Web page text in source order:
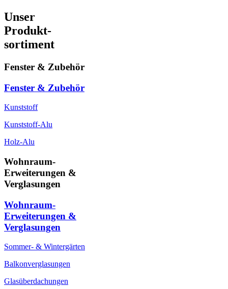
Unser
Produkt-
sortiment
Fenster & Zubehör
Fenster & Zubehör
Kunststoff
Kunststoff-Alu
Holz-Alu
Wohnraum-
Erweiterungen &
Verglasungen
Wohnraum-
Erweiterungen &
Verglasungen
Sommer- & Wintergärten
Balkonverglasungen
Glasüberdachungen